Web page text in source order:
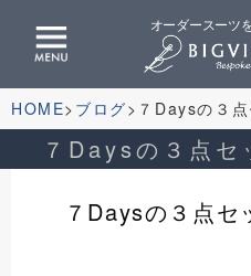
オーダースーツ
HOME ブログ ７Daysの３
７Daysの３点セ
７Daysの３点セ